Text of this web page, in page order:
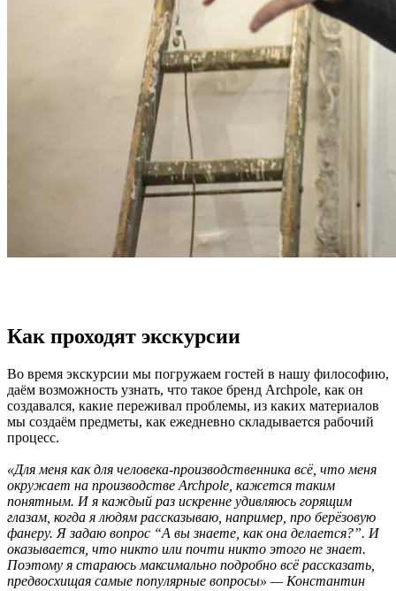
Как проходят экскурсии
Во время экскурсии мы погружаем гостей в нашу философию,
даём возможность узнать, что такое бренд Archpole, как он
создавался, какие переживал проблемы, из каких материалов
мы создаём предметы, как ежедневно складывается рабочий
процесс.
«Для меня как для человека-производственника всё, что меня
окружает на производстве Archpole, кажется таким
понятным. И я каждый раз искренне удивляюсь горящим
глазам, когда я людям рассказываю, например, про берёзовую
фанеру. Я задаю вопрос “А вы знаете, как она делается?”. И
оказывается, что никто или почти никто этого не знает.
Поэтому я стараюсь максимально подробно всё рассказать,
предвосхищая самые популярные вопросы» — Константин